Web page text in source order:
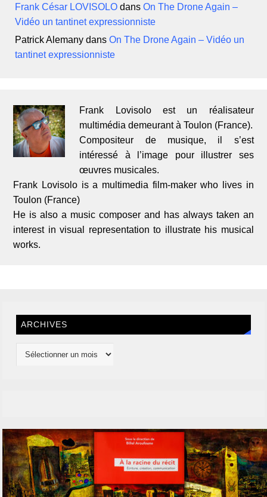
Frank César LOVISOLO dansOn The Drone Again –
Vidéo un tantinet expressionniste
Patrick Alemany dansOn The Drone Again – Vidéo un
tantinet expressionniste
Frank Lovisolo est un réalisateur
multimédia demeurant à Toulon (France).
Compositeur de musique, il s’est
intéressé à l’image pour illustrer ses
œuvres musicales.
Frank Lovisolo is a multimedia film-maker who lives in
Toulon (France)
He is also a music composer and has always taken an
interest in visual representation to illustrate his musical
works.
ARCHIVES